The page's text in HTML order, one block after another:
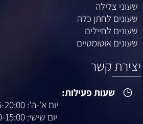
שעוני צלילה
שעונים לחתן כלה
שעונים לחיילים
שעונים אוטומטיים
יצירת קשר
שעות פעילות:
יום א'-ה': 09:45-20:00
יום שישי: 08:30-15:00